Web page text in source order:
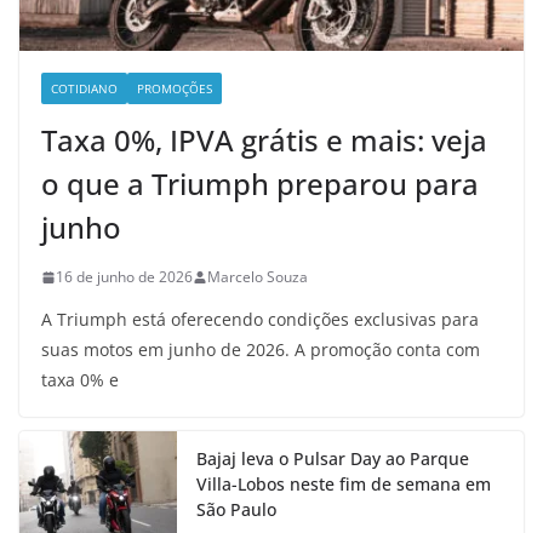
COTIDIANO PROMOÇÕES
Taxa 0%, IPVA grátis e mais: veja
o que a Triumph preparou para
junho
16 de junho de 2026 Marcelo Souza
A Triumph está oferecendo condições exclusivas para
suas motos em junho de 2026. A promoção conta com
taxa 0% e
Bajaj leva o Pulsar Day ao Parque
Villa-Lobos neste fim de semana em
São Paulo